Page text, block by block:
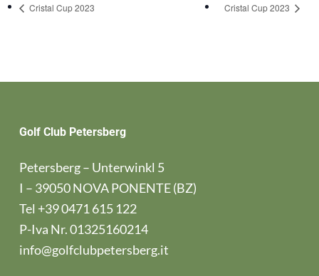
Cristal Cup 2023 Cristal Cup 2023
Golf Club Petersberg
Petersberg – Unterwinkl 5
I – 39050 NOVA PONENTE (BZ)
Tel +39 0471 615 122
P-Iva Nr. 01325160214
info@golfclubpetersberg.it